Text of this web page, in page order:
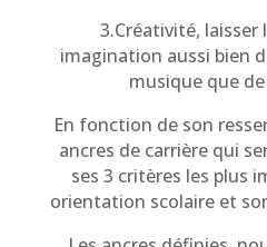
3.Créativité, laisser
imagination aussi bien
musique que
En fonction de son
ancres de carrière qui
ses 3 critères les plus
orientation scolaire et